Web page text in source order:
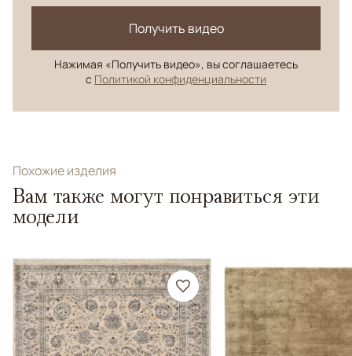
Получить видео
Нажимая «Получить видео», вы соглашаетесь
с Политикой конфиденциальности
Похожие изделия
Вам также могут понравиться эти
модели